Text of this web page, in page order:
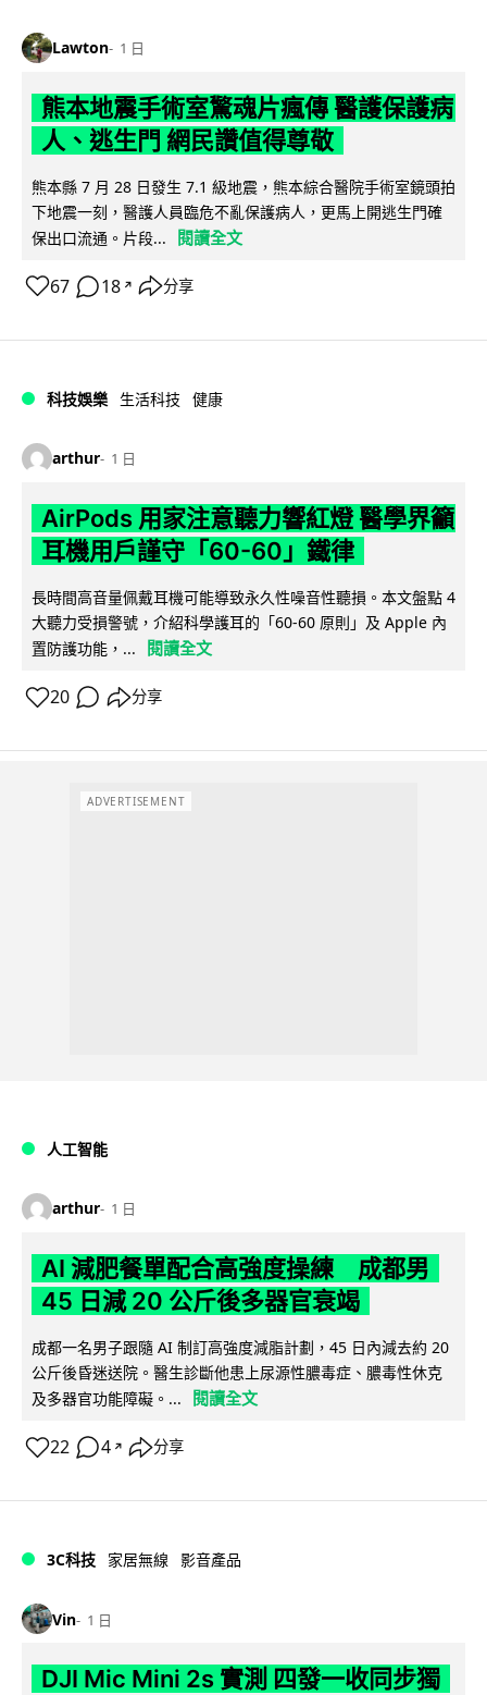
Lawton 1 日
熊本地震手術室驚魂片瘋傳 醫護保護病
人、逃生門 網民讚值得尊敬
熊本縣 7 月 28 日發生 7.1 級地震，熊本綜合醫院手術室鏡頭拍
下地震一刻，醫護人員臨危不亂保護病人，更馬上開逃生門確
保出口流通。片段...
閱讀全文
67 18 ↗ 分享
科技娛樂 生活科技 健康
arthur 1 日
AirPods 用家注意聽力響紅燈 醫學界籲
耳機用戶謹守「60-60」鐵律
長時間高音量佩戴耳機可能導致永久性噪音性聽損。本文盤點 4
大聽力受損警號，介紹科學護耳的「60-60 原則」及 Apple 內
置防護功能，...
閱讀全文
20 分享
ADVERTISEMENT
人工智能
arthur 1 日
AI 減肥餐單配合高強度操練 成都男
45 日減 20 公斤後多器官衰竭
成都一名男子跟隨 AI 制訂高強度減脂計劃，45 日內減去約 20
公斤後昏迷送院。醫生診斷他患上尿源性膿毒症、膿毒性休克
及多器官功能障礙。...
閱讀全文
22 4 ↗ 分享
3C科技 家居無線 影音產品
Vin 1 日
DJI Mic Mini 2s 實測 四發一收同步獨